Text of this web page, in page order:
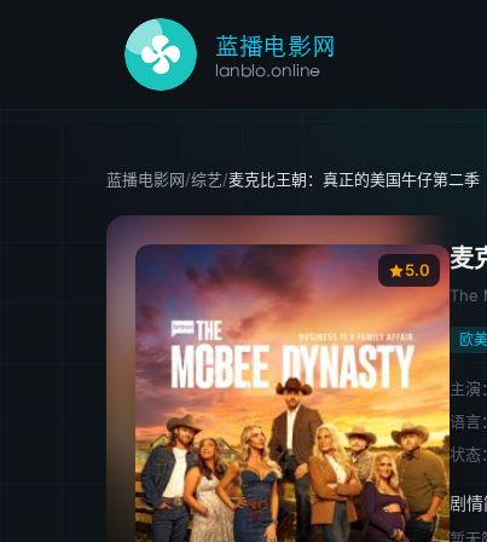
蓝播电影网/综艺/麦克比王朝：真正的美国牛仔第二季
5.0 麦
The
欧
主演：
语言：
状态：
剧